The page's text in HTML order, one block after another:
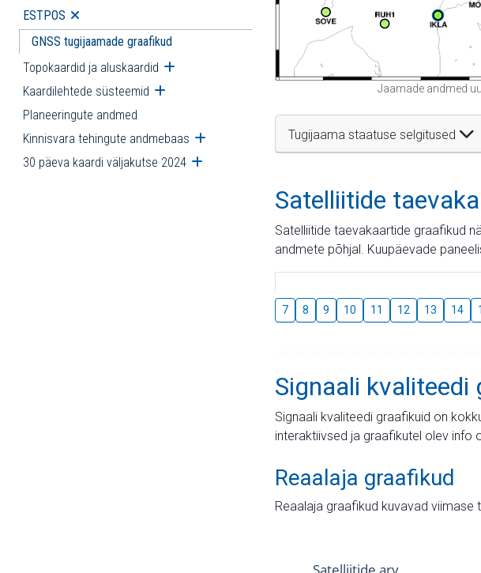
ESTPOS Ava alammenüü
GNSS tugijaamade graafikud
Topokaardid ja aluskaardid Ava alammenüü
Kaardilehtede süsteemid Ava alammenüü
Planeeringute andmed
Kinnisvara tehingute andmebaas Ava alammenüü
30 päeva kaardi väljakutse 2024 Ava alammenüü
Jaamade andmed
Tugijaama staatuse selgitused
Satelliitide
Satelliitide taevakaartide graafikud
andmete põhjal. Kuupäevade
7 8 9 10 11 12 13 14
Signaali kvaliteedi
Signaali kvaliteedi graafikuid on
interaktiivsed ja graafikutel olev info
Reaalaja graafikud
Reaalaja graafikud kuvavad viimase